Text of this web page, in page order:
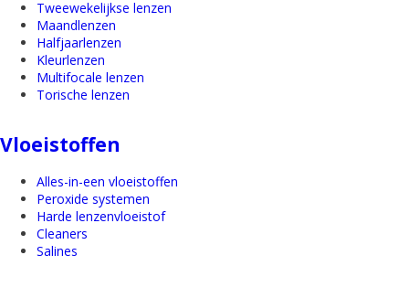
Tweewekelijkse lenzen
Maandlenzen
Halfjaarlenzen
Kleurlenzen
Multifocale lenzen
Torische lenzen
Vloeistoffen
Alles-in-een vloeistoffen
Peroxide systemen
Harde lenzenvloeistof
Cleaners
Salines